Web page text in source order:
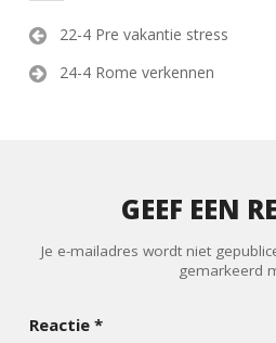
Bericht
22-4 Pre vakantie stress
24-4 Rome verkennen
GEEF EEN
Je e-mailadres wordt niet
gemarkeerd
Reactie *